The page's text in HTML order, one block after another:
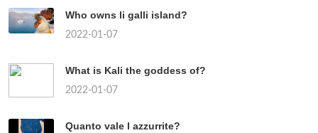
Who owns li galli island?
2022-01-07
What is Kali the goddess of?
2022-01-07
Quanto vale l azzurrite?